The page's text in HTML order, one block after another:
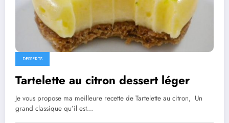
DESSERTS
Tartelette au citron dessert léger
Je vous propose ma meilleure recette de Tartelette au citron, Un
grand classique qu’il est…